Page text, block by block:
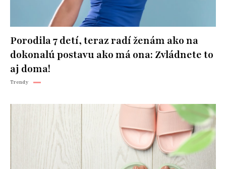
Porodila 7 detí, teraz radí ženám ako na
dokonalú postavu ako má ona: Zvládnete to
aj doma!
Trendy